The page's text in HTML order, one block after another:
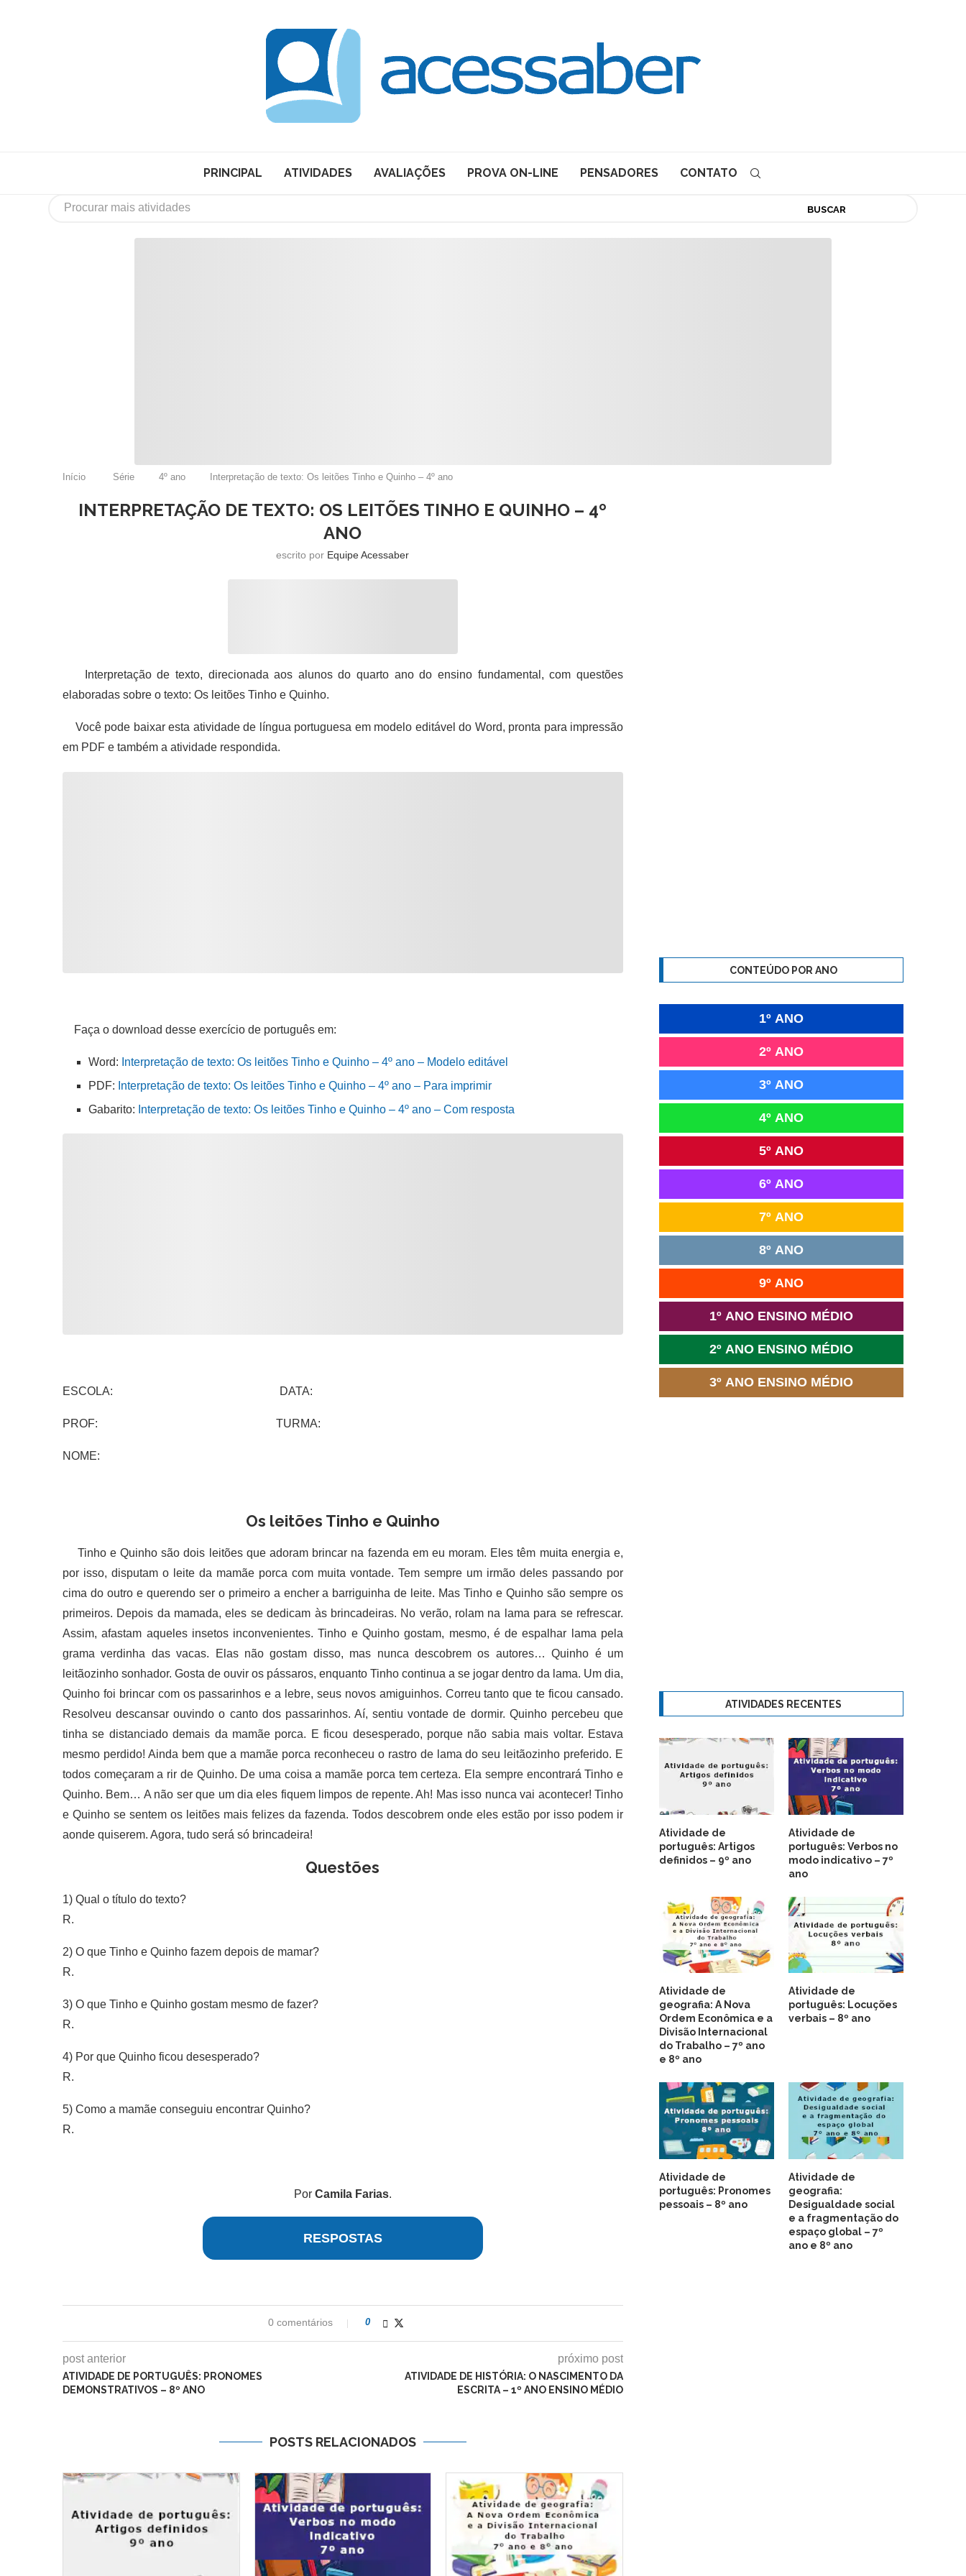
PRINCIPAL ATIVIDADES AVALIAÇÕES PROVA ON-LINE PENSADORES CONTATO
BUSCAR
Início Série 4º ano Interpretação de texto: Os leitões Tinho e Quinho – 4º ano
INTERPRETAÇÃO DE TEXTO: OS LEITÕES TINHO E QUINHO – 4º
ANO
escrito por Equipe Acessaber
Interpretação de texto, direcionada aos alunos do quarto ano do ensino fundamental, com questões
elaboradas sobre o texto: Os leitões Tinho e Quinho.
Você pode baixar esta atividade de língua portuguesa em modelo editável do Word, pronta para impressão
em PDF e também a atividade respondida.
Faça o download desse exercício de português em:
Word: Interpretação de texto: Os leitões Tinho e Quinho – 4º ano – Modelo editável
PDF: Interpretação de texto: Os leitões Tinho e Quinho – 4º ano – Para imprimir
Gabarito: Interpretação de texto: Os leitões Tinho e Quinho – 4º ano – Com resposta
ESCOLA: DATA:
PROF: TURMA:
NOME:
Os leitões Tinho e Quinho
Tinho e Quinho são dois leitões que adoram brincar na fazenda em eu moram. Eles têm muita energia e,
por isso, disputam o leite da mamãe porca com muita vontade. Tem sempre um irmão deles passando por
cima do outro e querendo ser o primeiro a encher a barriguinha de leite. Mas Tinho e Quinho são sempre os
primeiros. Depois da mamada, eles se dedicam às brincadeiras. No verão, rolam na lama para se refrescar.
Assim, afastam aqueles insetos inconvenientes. Tinho e Quinho gostam, mesmo, é de espalhar lama pela
grama verdinha das vacas. Elas não gostam disso, mas nunca descobrem os autores… Quinho é um
leitãozinho sonhador. Gosta de ouvir os pássaros, enquanto Tinho continua a se jogar dentro da lama. Um dia,
Quinho foi brincar com os passarinhos e a lebre, seus novos amiguinhos. Correu tanto que te ficou cansado.
Resolveu descansar ouvindo o canto dos passarinhos. Aí, sentiu vontade de dormir. Quinho percebeu que
tinha se distanciado demais da mamãe porca. E ficou desesperado, porque não sabia mais voltar. Estava
mesmo perdido! Ainda bem que a mamãe porca reconheceu o rastro de lama do seu leitãozinho preferido. E
todos começaram a rir de Quinho. De uma coisa a mamãe porca tem certeza. Ela sempre encontrará Tinho e
Quinho. Bem… A não ser que um dia eles fiquem limpos de repente. Ah! Mas isso nunca vai acontecer! Tinho
e Quinho se sentem os leitões mais felizes da fazenda. Todos descobrem onde eles estão por isso podem ir
aonde quiserem. Agora, tudo será só brincadeira!
Questões
1) Qual o título do texto?
R.
2) O que Tinho e Quinho fazem depois de mamar?
R.
3) O que Tinho e Quinho gostam mesmo de fazer?
R.
4) Por que Quinho ficou desesperado?
R.
5) Como a mamãe conseguiu encontrar Quinho?
R.
Por Camila Farias.
RESPOSTAS
0 comentários 0
post anterior
ATIVIDADE DE PORTUGUÊS: PRONOMES
DEMONSTRATIVOS – 8º ANO
próximo post
ATIVIDADE DE HISTÓRIA: O NASCIMENTO DA
ESCRITA – 1º ANO ENSINO MÉDIO
POSTS RELACIONADOS
CONTEÚDO POR ANO
1º ANO
2º ANO
3º ANO
4º ANO
5º ANO
6º ANO
7º ANO
8º ANO
9º ANO
1º ANO ENSINO MÉDIO
2º ANO ENSINO MÉDIO
3º ANO ENSINO MÉDIO
ATIVIDADES RECENTES
Atividade de
português: Artigos
definidos – 9º ano
Atividade de
português: Verbos no
modo indicativo – 7º
ano
Atividade de
geografia: A Nova
Ordem Econômica e a
Divisão Internacional
do Trabalho – 7º ano
e 8º ano
Atividade de
português: Locuções
verbais – 8º ano
Atividade de
português: Pronomes
pessoais – 8º ano
Atividade de
geografia:
Desigualdade social
e a fragmentação do
espaço global – 7º
ano e 8º ano